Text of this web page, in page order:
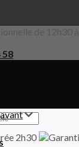
58
2h30